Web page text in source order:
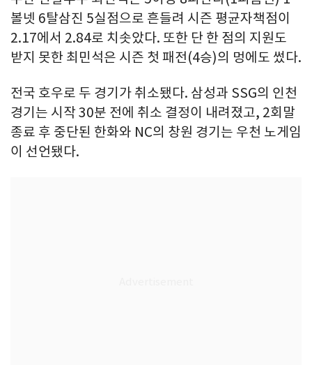
볼넷 6탈삼진 5실점으로 흔들려 시즌 평균자책점이
2.17에서 2.84로 치솟았다. 또한 단 한 점의 지원도
받지 못한 최민석은 시즌 첫 패전(4승)의 멍에도 썼다.
전국 호우로 두 경기가 취소됐다. 삼성과 SSG의 인천
경기는 시작 30분 전에 취소 결정이 내려졌고, 2회말
종료 후 중단된 한화와 NC의 창원 경기는 우천 노게임
이 선언됐다.